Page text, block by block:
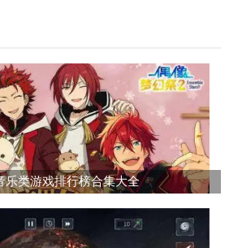
乐类游戏排行榜合集大全